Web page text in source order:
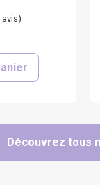
Découvrez tous